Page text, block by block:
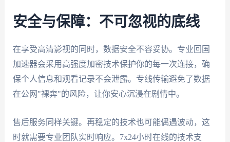
安全与保障：不可忽视的底线
在享受高清影视的同时，数据安全不容妥协。专业回国
加速器会采用高强度加密技术保护你的每一次连接，确
保个人信息和观看记录不会泄露。专线传输避免了数据
在公网"裸奔"的风险，让你安心沉浸在剧情中。
售后服务同样关键。再稳定的技术也可能偶遇波动，这
时就需要专业团队实时响应。7x24小时在线的技术支